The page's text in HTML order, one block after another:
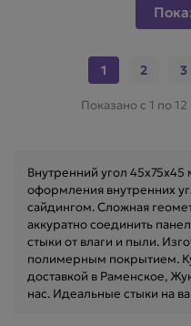
1 2 3
Показано с 1 по
Внутренний угол
оформления внутренних
сайдингом. Сложная
аккуратно соединить
стыки от влаги и пыли.
полимерным покрытием.
доставкой в Раменское,
нас. Идеальные стыки на